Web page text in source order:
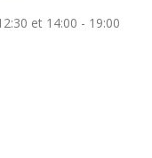
et 14:00 - 19:00